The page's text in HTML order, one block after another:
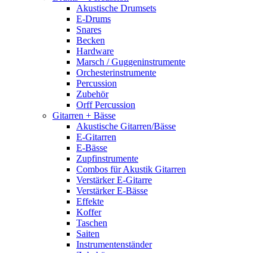
Akustische Drumsets
E-Drums
Snares
Becken
Hardware
Marsch / Guggeninstrumente
Orchesterinstrumente
Percussion
Zubehör
Orff Percussion
Gitarren + Bässe
Akustische Gitarren/Bässe
E-Gitarren
E-Bässe
Zupfinstrumente
Combos für Akustik Gitarren
Verstärker E-Gitarre
Verstärker E-Bässe
Effekte
Koffer
Taschen
Saiten
Instrumentenständer